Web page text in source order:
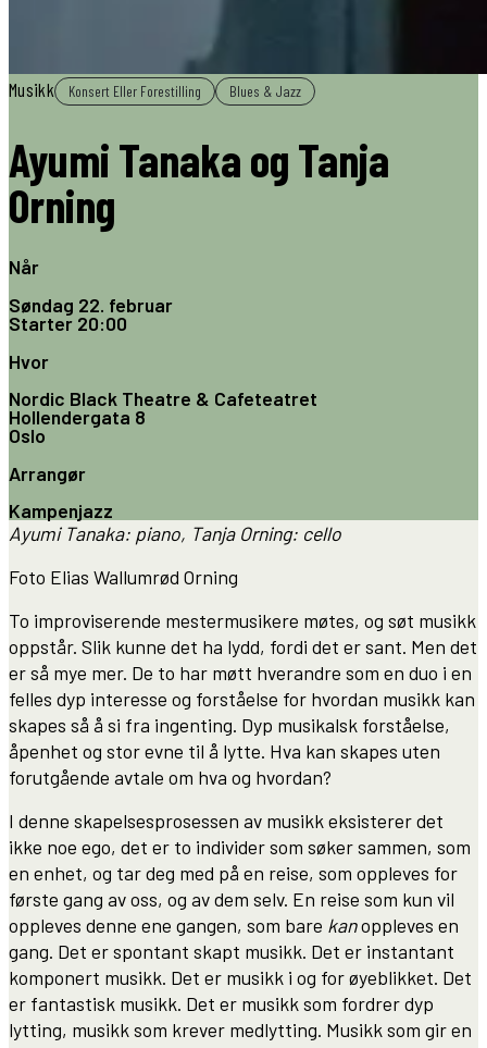
Musikk Konsert Eller Forestilling Blues & Jazz
Ayumi Tanaka og Tanja
Orning
Når
Søndag 22. februar
Starter 20:00
Hvor
Nordic Black Theatre & Cafeteatret
Hollendergata 8
Oslo
Arrangør
Kampenjazz
Ayumi Tanaka: piano, Tanja Orning: cello
Foto Elias Wallumrød Orning
To improviserende mestermusikere møtes, og søt musikk
oppstår. Slik kunne det ha lydd, fordi det er sant. Men det
er så mye mer. De to har møtt hverandre som en duo i en
felles dyp interesse og forståelse for hvordan musikk kan
skapes så å si fra ingenting. Dyp musikalsk forståelse,
åpenhet og stor evne til å lytte. Hva kan skapes uten
forutgående avtale om hva og hvordan?
I denne skapelsesprosessen av musikk eksisterer det
ikke noe ego, det er to individer som søker sammen, som
en enhet, og tar deg med på en reise, som oppleves for
første gang av oss, og av dem selv. En reise som kun vil
oppleves denne ene gangen, som bare kanoppleves en
gang. Det er spontant skapt musikk. Det er instantant
komponert musikk. Det er musikk i og for øyeblikket. Det
er fantastisk musikk. Det er musikk som fordrer dyp
lytting, musikk som krever medlytting. Musikk som gir en